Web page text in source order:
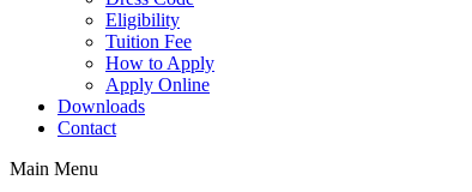
Eligibility
Tuition Fee
How to Apply
Apply Online
Downloads
Contact
Main Menu